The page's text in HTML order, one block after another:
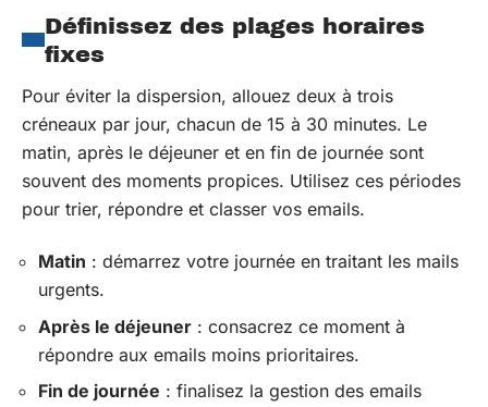
Définissez des plages horaires
fixes
Pour éviter la dispersion, allouez deux à trois
créneaux par jour, chacun de 15 à 30 minutes. Le
matin, après le déjeuner et en fin de journée sont
souvent des moments propices. Utilisez ces périodes
pour trier, répondre et classer vos emails.
Matin : démarrez votre journée en traitant les mails
urgents.
Après le déjeuner : consacrez ce moment à
répondre aux emails moins prioritaires.
Fin de journée : finalisez la gestion des emails